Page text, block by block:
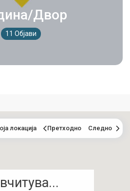
Двор
11 Објави
локација Претходно Следно